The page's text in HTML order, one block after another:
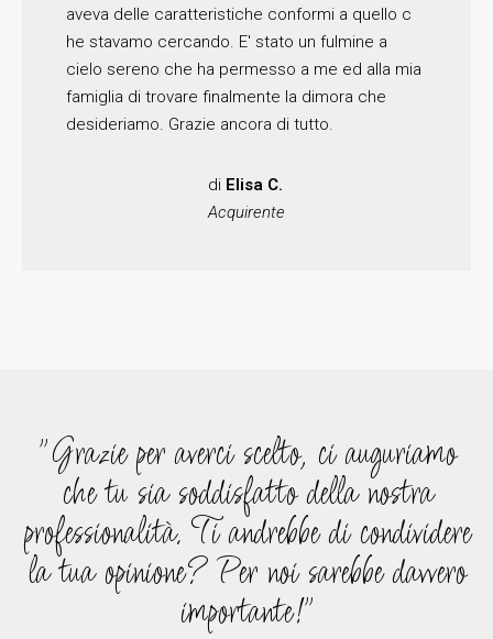
aveva delle caratteristiche conformi a quello c
he stavamo cercando. E' stato un fulmine a
cielo sereno che ha permesso a me ed alla mia
famiglia di trovare finalmente la dimora che
desideriamo. Grazie ancora di tutto.
di Elisa C.
Acquirente
"Grazie per averci scelto, ci auguriamo
che tu sia soddisfatto della nostra
professionalità. Ti andrebbe di condividere
la tua opinione? Per noi sarebbe davvero
importante!"